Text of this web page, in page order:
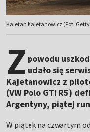
Kajetan Kajetanowicz (Fot.
Z powodu
udało się
Kajetanowicz z
(VW Polo GTi R5)
Argentyny, piątej
W piątek na czwartym